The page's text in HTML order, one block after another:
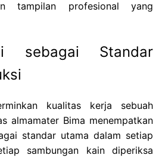
tampilan profesional yang
sebagai Standar
kualitas kerja sebuah
almamater Bima menempatkan
standar utama dalam setiap
sambungan kain diperiksa